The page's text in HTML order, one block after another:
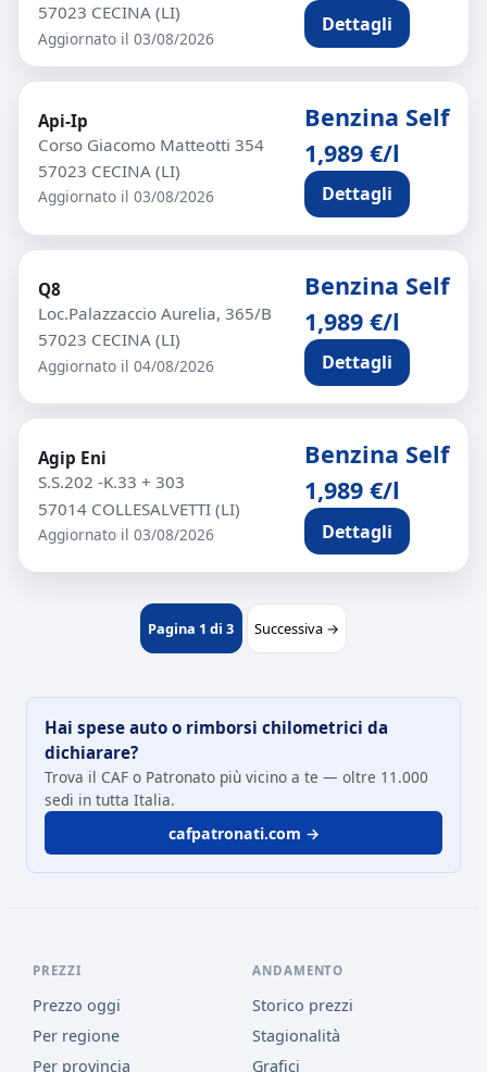
57023 CECINA (LI)
Aggiornato il 03/08/2026
Dettagli
Api-Ip
Corso Giacomo Matteotti 354
57023 CECINA (LI)
Aggiornato il 03/08/2026
Benzina Self
1,989 €/l
Dettagli
Q8
Loc.Palazzaccio Aurelia, 365/B
57023 CECINA (LI)
Aggiornato il 04/08/2026
Benzina Self
1,989 €/l
Dettagli
Agip Eni
S.S.202 -K.33 + 303
57014 COLLESALVETTI (LI)
Aggiornato il 03/08/2026
Benzina Self
1,989 €/l
Dettagli
Pagina 1 di 3 Successiva →
Hai spese auto o rimborsi chilometrici da
dichiarare?
Trova il CAF o Patronato più vicino a te — oltre 11.000
sedi in tutta Italia.
cafpatronati.com →
PREZZI
Prezzo oggi
Per regione
Per provincia
ANDAMENTO
Storico prezzi
Stagionalità
Grafici